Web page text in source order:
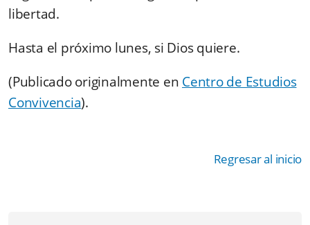
libertad.
Hasta el próximo lunes, si Dios quiere.
(Publicado originalmente en Centro de Estudios
Convivencia).
Regresar al inicio